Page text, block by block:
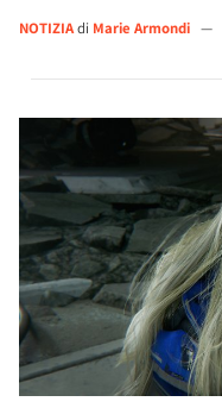
NOTIZIAdi Marie Armondi —